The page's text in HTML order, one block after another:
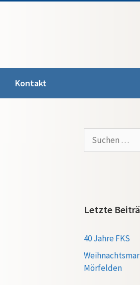
Kontakt
Suchen
nach:
Letzte
40 Jahre FKS
Mörfelden